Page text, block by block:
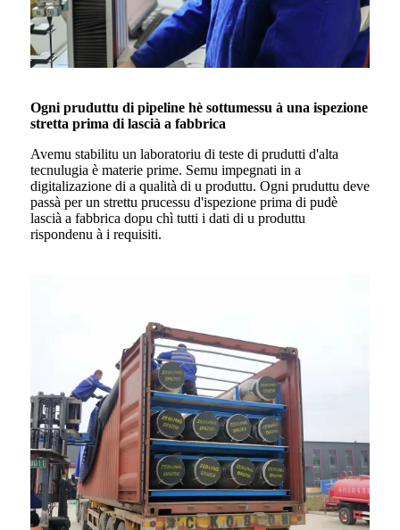
Ogni pruduttu di pipeline hè sottumessu à una ispezione
stretta prima di lascià a fabbrica
Avemu stabilitu un laboratoriu di teste di prudutti d'alta
tecnulugia è materie prime. Semu impegnati in a
digitalizazione di a qualità di u produttu. Ogni pruduttu deve
passà per un strettu prucessu d'ispezione prima di pudè
lascià a fabbrica dopu chì tutti i dati di u produttu
rispondenu à i requisiti.